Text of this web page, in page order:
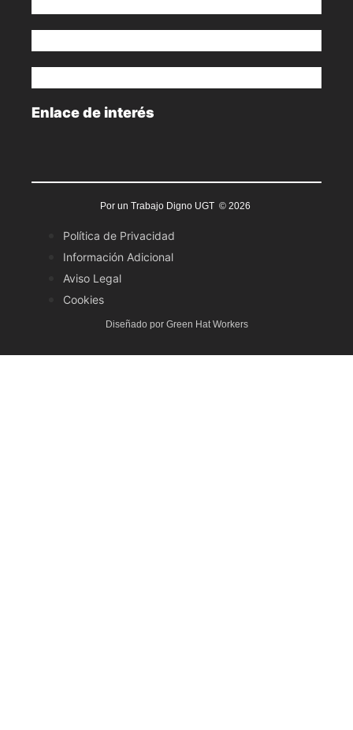
Enlace de interés
Por un Trabajo Digno UGT © 2026
Política de Privacidad
Información Adicional
Aviso Legal
Cookies
Diseñado por Green Hat Workers